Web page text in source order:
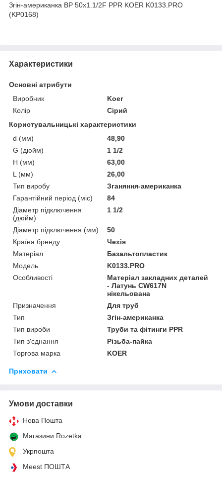
Згін-американка ВР 50x1.1/2F PPR KOER K0133.PRO
(KP0168)
Характеристики
Основні атрибути
Виробник
Koer
Колір
Сірий
Користувальницькі характеристики
d (мм)
48,90
G (дюйм)
1 1/2
H (мм)
63,00
L (мм)
26,00
Тип виробу
Зганяння-американка
Гарантійний період (міс)
84
Діаметр підключення
(дюйм)
1 1/2
Діаметр підключення (мм)
50
Країна бренду
Чехія
Матеріал
Базальтопластик
Мoдель
K0133.PRO
Особливості
Матеріал закладних деталей
- Латунь CW617N
нікельована
Призначення
Для труб
Тип
Згін-американка
Тип вироби
Труби та фітинги PPR
Тип з'єднання
Різьба-пайка
Торгова марка
KOER
Приховати
Умови доставки
Нова Пошта
Магазини Rozetka
Укрпошта
Meest ПОШТА